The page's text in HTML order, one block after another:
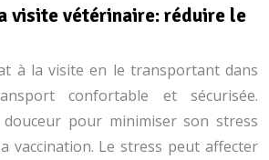
visite vétérinaire: réduire le
à la visite en le transportant dans
confortable et sécurisée.
douceur pour minimiser son stress
vaccination. Le stress peut affecter